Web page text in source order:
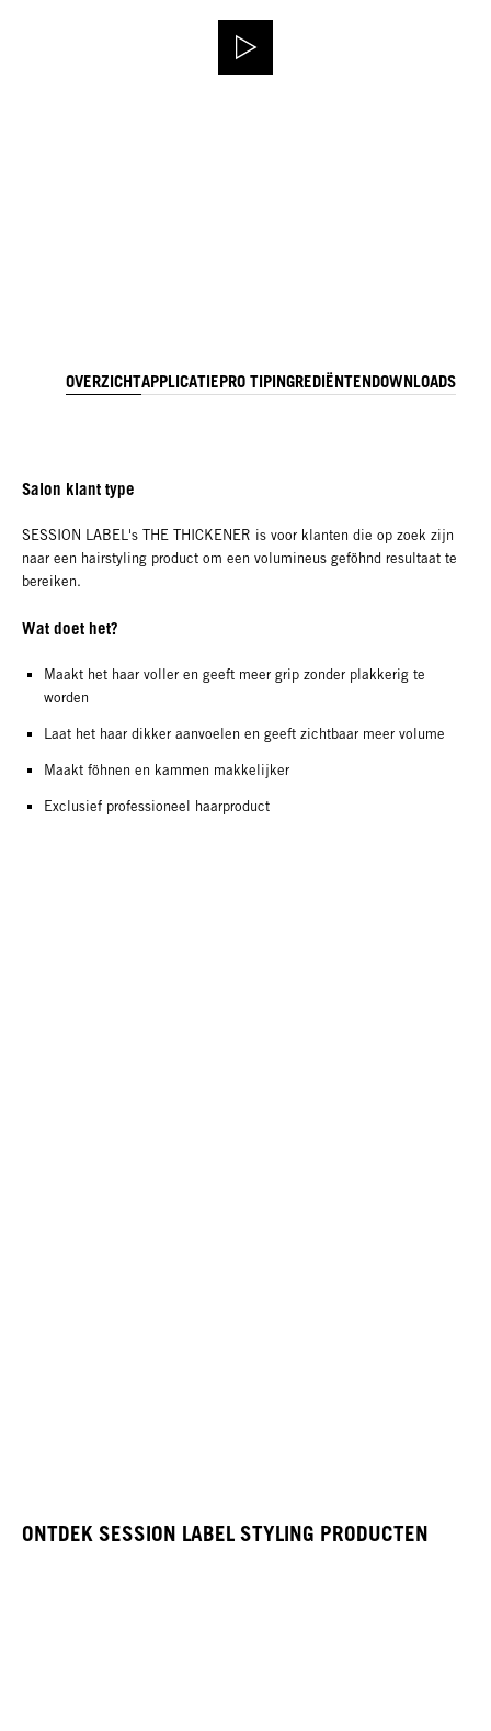
OVERZICHTAPPLICATIEPRO TIPINGREDIËNTENDOWNLOADS
Salon klant type
SESSION LABEL's THE THICKENER is voor klanten die op zoek zijn
naar een hairstyling product om een volumineus geföhnd resultaat te
bereiken.
Wat doet het?
Maakt het haar voller en geeft meer grip zonder plakkerig te
worden
Laat het haar dikker aanvoelen en geeft zichtbaar meer volume
Maakt föhnen en kammen makkelijker
Exclusief professioneel haarproduct
ONTDEK SESSION LABEL STYLING PRODUCTEN